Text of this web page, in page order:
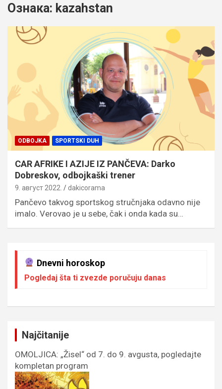
Ознака: kazahstan
ODBOJKA SPORTSKI DUH
CAR AFRIKE I AZIJE IZ PANČEVA: Darko
Dobreskov, odbojkaški trener
9. август 2022. dakicorama
Pančevo takvog sportskog stručnjaka odavno nije
imalo. Verovao je u sebe, čak i onda kada su…
Dnevni horoskop
Pogledaj šta ti zvezde poručuju danas
Najčitanije
OMOLJICA: „Žisel“ od 7. do 9. avgusta, pogledajte
kompletan program